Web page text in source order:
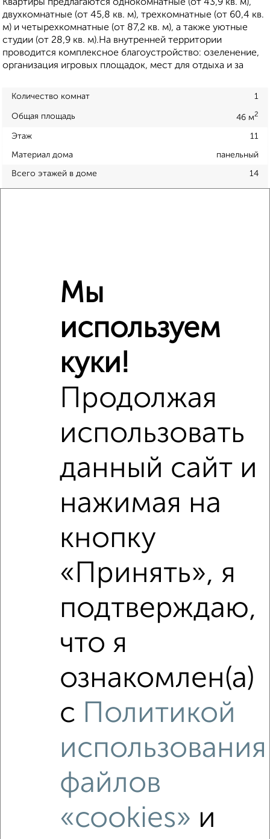
Квартиры предлагаются однокомнатные (от 43,9 кв. м),
двухкомнатные (от 45,8 кв. м), трехкомнатные (от 60,4 кв.
м) и четырехкомнатные (от 87,2 кв. м), а также уютные
студии (от 28,9 кв. м).На внутренней территории
проводится комплексное благоустройство: озеленение,
организация игровых площадок, мест для отдыха и за
Количество комнат 1
Общая площадь 46 м2
Этаж 11
Материал дома панельный
Всего этажей в доме 14
Площадь кухни
Расположение, инфраструктура рядом
Банкоматы
Фитнес
Торг. центры
1‑комнатные квартиры с похожей площадью ±10%
7 420 000
6 457 800
Средняя цена район
Это предложение
Мы
используем
куки!
Продолжая
использовать
данный сайт и
нажимая на
кнопку
«Принять», я
подтверждаю,
что я
ознакомлен(а)
с Политикой
использования
файлов
«cookies» и